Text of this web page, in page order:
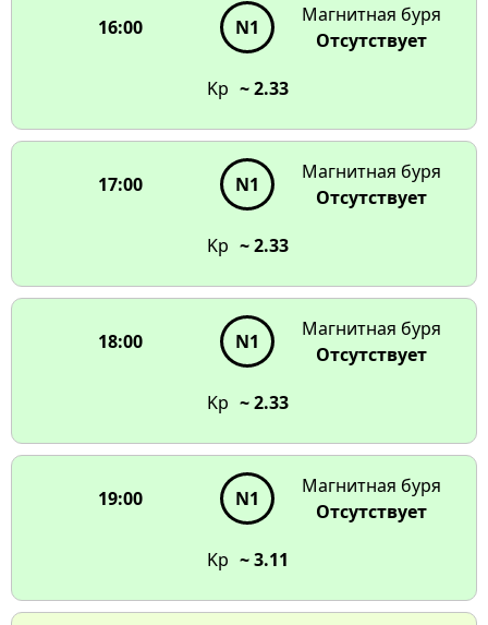
16:00 N1
Магнитная буря
Отсутствует
Kp ~ 2.33
17:00 N1
Магнитная буря
Отсутствует
Kp ~ 2.33
18:00 N1
Магнитная буря
Отсутствует
Kp ~ 2.33
19:00 N1
Магнитная буря
Отсутствует
Kp ~ 3.11